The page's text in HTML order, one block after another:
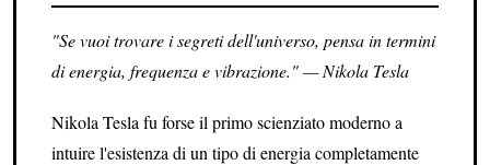
"Se vuoi trovare i segreti dell'universo, pensa in termini
di energia, frequenza e vibrazione." — Nikola Tesla
Nikola Tesla fu forse il primo scienziato moderno a
intuire l'esistenza di un tipo di energia completamente